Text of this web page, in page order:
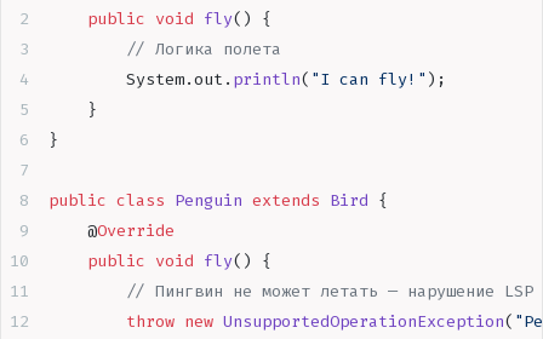
    public
void fly()
{
        // Логика полета
        System
.out . println( "I can fly! " );
    }
}
public class Penguin extends Bird {
    @
Override
    public
void fly()
{
        // Пингвин не может летать — нарушение LSP
        throw
new UnsupportedOperationException( "